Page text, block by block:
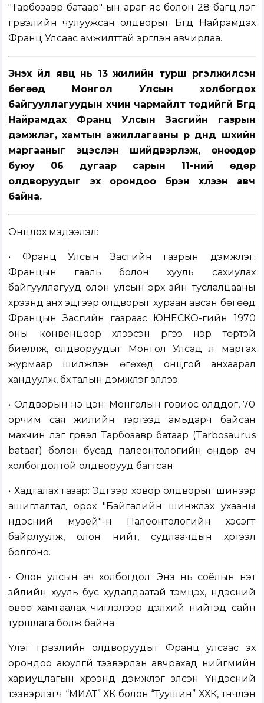
"Тарбозавр батаар"-ын араг яс болон 28 багц үлэг
гүрвэлийн чулуужсан олдворыг Бүгд Найрамдах
Франц Улсаас амжилттай эргүүлэн авчирлаа.
Энэхүү үйл явц нь 13 жилийн турш үргэлжилсэн
бөгөөд Монгол Улсын холбогдох
байгууллагуудын хүчин чармайлт төдийгүй Бүгд
Найрамдах Франц Улсын Засгийн газрын
дэмжлэг, хамтын ажиллагааны үр дүнд шүүхийн
маргааныг эцэслэн шийдвэрлэж, өнөөдөр
буюу 06 дугаар сарын 11-ний өдөр
олдворуудыг эх орондоо бүрэн хүлээн авч
байна.
Онцлох мэдээлэл:
• Франц Улсын Засгийн газрын дэмжлэг:
Францын гааль болон хууль сахиулах
байгууллагууд олон улсын эрх зүйн туслалцааны
хүрээнд анх эдгээр олдворыг хураан авсан бөгөөд
Францын Засгийн газраас ЮНЕСКО-гийн 1970
оны конвенцоор хүлээсэн үүргээ нэр төртэй
биелүүлж, олдворуудыг Монгол Улсад үл маргах
журмаар шилжүүлэн өгөхөд онцгой анхаарал
хандуулж, бүх талын дэмжлэг үзүүллээ.
• Олдворын үнэ цэн: Монголын говиос олддог, 70
орчим сая жилийн тэртээд амьдарч байсан
махчин үлэг гүрвэл Тарбозавр батаар (Tarbosaurus
bataar) болон бусад палеонтологийн өндөр ач
холбогдолтой олдворууд багтсан.
• Хадгалах газар: Эдгээр ховор олдворыг шинээр
ашиглалтад орох "Байгалийн шинжлэх ухааны
үндэсний музей"-н Палеонтологийн хэсэгт
байрлуулж, олон нийт, судлаачдын хүртээл
болгоно.
• Олон улсын ач холбогдол: Энэ нь соёлын үнэт
зүйлийн хууль бус худалдаатай тэмцэх, үндэсний
өвөө хамгаалах чиглэлээр дэлхий нийтэд сайн
туршлага болж байна.
Үлэг гүрвэлийн олдворуудыг Франц улсаас эх
орондоо аюулгүй тээвэрлэн авчрахад нийгмийн
хариуцлагын хүрээнд дэмжлэг үзүүлсэн Үндэсний
тээвэрлэгч “МИАТ” ХК болон “Туушин” ХХК, түүнчлэн